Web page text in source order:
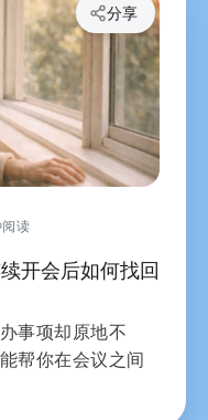
读
开会后如何找回
事项却原地不
帮你在会议之间
分享